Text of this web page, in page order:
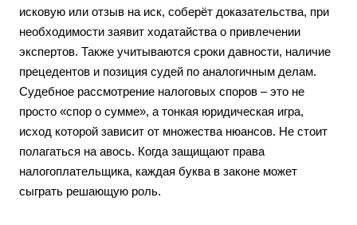
исковую или отзыв на иск, соберёт доказательства, при
необходимости заявит ходатайства о привлечении
экспертов. Также учитываются сроки давности, наличие
прецедентов и позиция судей по аналогичным делам.
Судебное рассмотрение налоговых споров – это не
просто «спор о сумме», а тонкая юридическая игра,
исход которой зависит от множества нюансов. Не стоит
полагаться на авось. Когда защищают права
налогоплательщика, каждая буква в законе может
сыграть решающую роль.